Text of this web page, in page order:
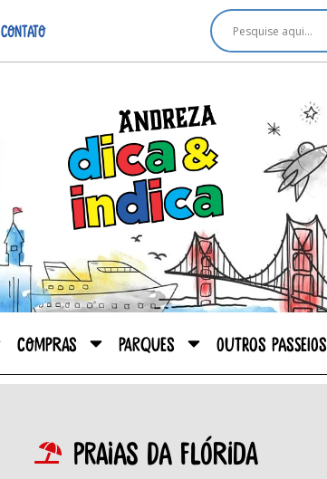
Contato
Compras Parques Outros passeios
Praias da Flórida